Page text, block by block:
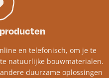
en telefonisch, om je te
natuurlijke bouwmaterialen.
duurzame oplossingen